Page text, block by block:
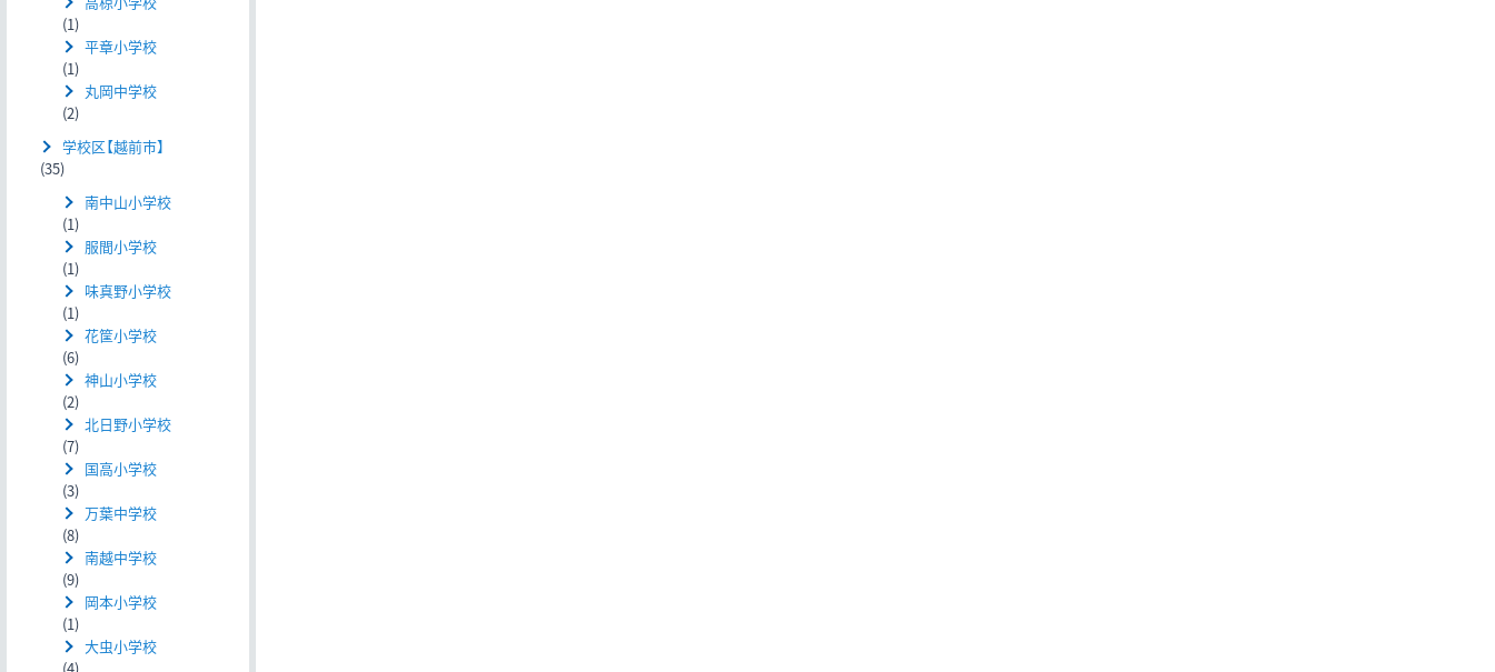
(1)
平章小学校
(1)
丸岡中学校
(2)
学校区【越前市】
(35)
南中山小学校
(1)
服間小学校
(1)
味真野小学校
(1)
花筐小学校
(6)
神山小学校
(2)
北日野小学校
(7)
国高小学校
(3)
万葉中学校
(8)
南越中学校
(9)
岡本小学校
(1)
大虫小学校